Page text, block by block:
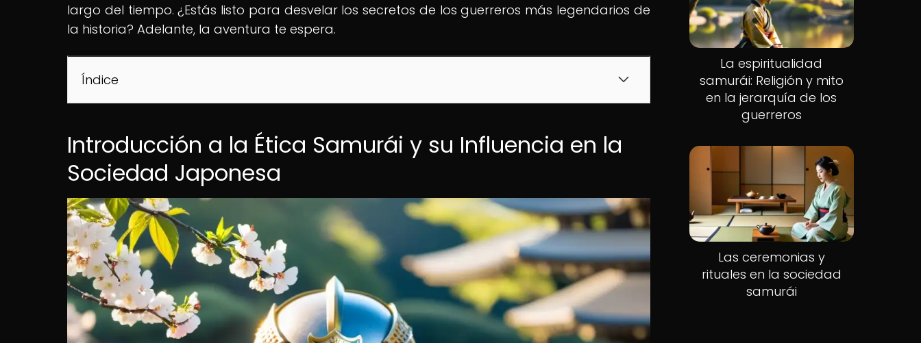
largo del tiempo. ¿Estás listo para desvelar los secretos de los guerreros más legendarios de
la historia? Adelante, la aventura te espera.
Índice
Introducción a la Ética Samurái y su Influencia en la
Sociedad Japonesa
La espiritualidad
samurái: Religión y mito
en la jerarquía de los
guerreros
Las ceremonias y
rituales en la sociedad
samurái